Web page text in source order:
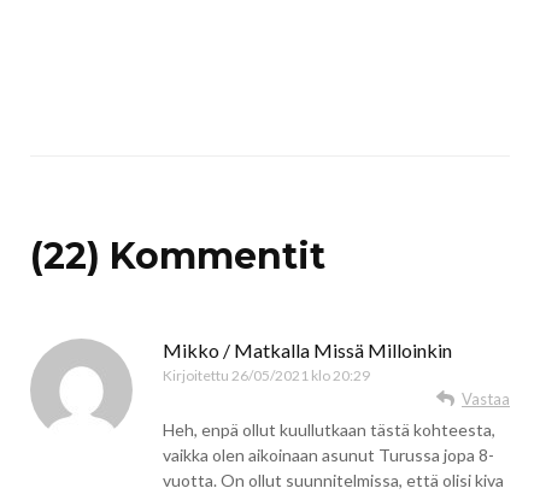
(22) Kommentit
Mikko / Matkalla Missä Milloinkin
Kirjoitettu 26/05/2021 klo 20:29
Vastaa
Heh, enpä ollut kuullutkaan tästä kohteesta,
vaikka olen aikoinaan asunut Turussa jopa 8-
vuotta. On ollut suunnitelmissa, että olisi kiva